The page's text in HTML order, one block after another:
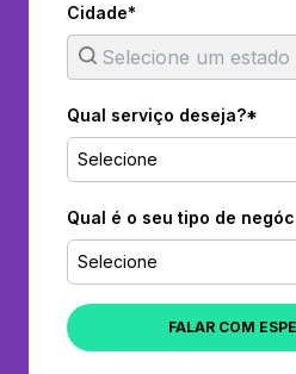
Cidade*
Qual serviço deseja?*
Selecione
Qual é o seu tipo de
Selecione
FALAR COM